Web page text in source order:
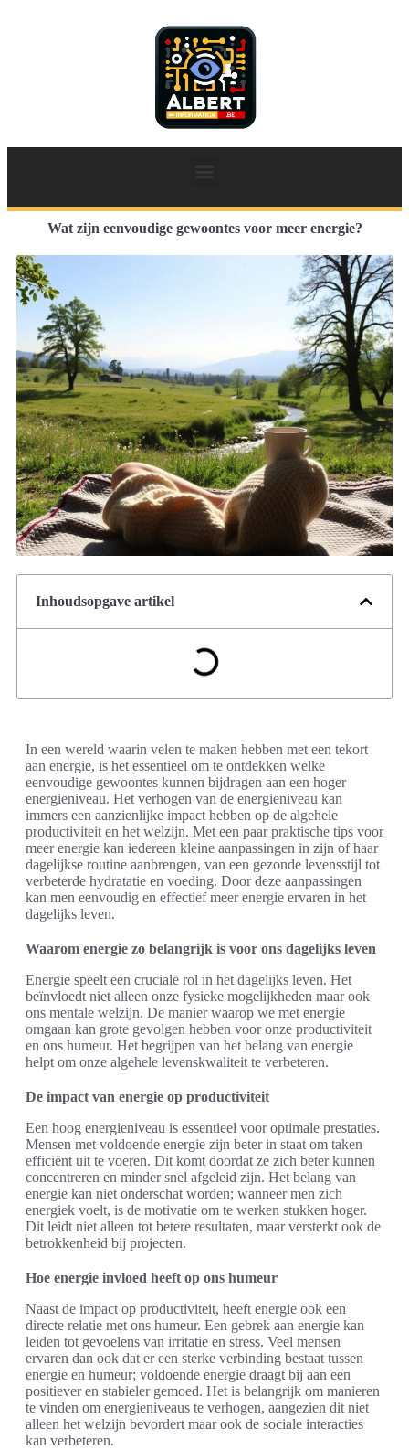
Wat zijn eenvoudige gewoontes voor meer energie?
Inhoudsopgave artikel
In een wereld waarin velen te maken hebben met een tekort
aan energie, is het essentieel om te ontdekken welke
eenvoudige gewoontes kunnen bijdragen aan een hoger
energieniveau. Het verhogen van de energieniveau kan
immers een aanzienlijke impact hebben op de algehele
productiviteit en het welzijn. Met een paar praktische tips voor
meer energie kan iedereen kleine aanpassingen in zijn of haar
dagelijkse routine aanbrengen, van een gezonde levensstijl tot
verbeterde hydratatie en voeding. Door deze aanpassingen
kan men eenvoudig en effectief meer energie ervaren in het
dagelijks leven.
Waarom energie zo belangrijk is voor ons dagelijks leven
Energie speelt een cruciale rol in het dagelijks leven. Het
beïnvloedt niet alleen onze fysieke mogelijkheden maar ook
ons mentale welzijn. De manier waarop we met energie
omgaan kan grote gevolgen hebben voor onze productiviteit
en ons humeur. Het begrijpen van het belang van energie
helpt om onze algehele levenskwaliteit te verbeteren.
De impact van energie op productiviteit
Een hoog energieniveau is essentieel voor optimale prestaties.
Mensen met voldoende energie zijn beter in staat om taken
efficiënt uit te voeren. Dit komt doordat ze zich beter kunnen
concentreren en minder snel afgeleid zijn. Het belang van
energie kan niet onderschat worden; wanneer men zich
energiek voelt, is de motivatie om te werken stukken hoger.
Dit leidt niet alleen tot betere resultaten, maar versterkt ook de
betrokkenheid bij projecten.
Hoe energie invloed heeft op ons humeur
Naast de impact op productiviteit, heeft energie ook een
directe relatie met ons humeur. Een gebrek aan energie kan
leiden tot gevoelens van irritatie en stress. Veel mensen
ervaren dan ook dat er een sterke verbinding bestaat tussen
energie en humeur; voldoende energie draagt bij aan een
positiever en stabieler gemoed. Het is belangrijk om manieren
te vinden om energieniveaus te verhogen, aangezien dit niet
alleen het welzijn bevordert maar ook de sociale interacties
kan verbeteren.